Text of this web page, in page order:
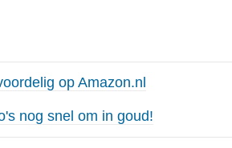
op Amazon.nl
nog snel om in goud!